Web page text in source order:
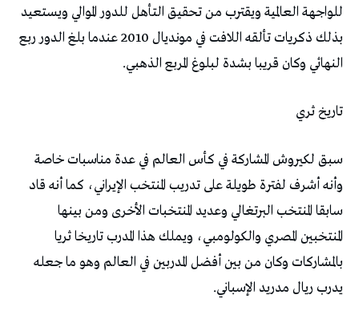
للواجهة العالمية ويقترب من تحقيق التأهل للدور الموالي ويستعيد
بذلك ذكريات تألقه اللافت في مونديال 2010 عندما بلغ الدور ربع
النهائي وكان قريبا بشدة لبلوغ المربع الذهبي.
تاريخ ثري
سبق لكيروش المشاركة في كأس العالم في عدة مناسبات خاصة
وأنه أشرف لفترة طويلة على تدريب المنتخب الإيراني، كما أنه قاد
سابقا المنتخب البرتغالي وعديد المنتخبات الأخرى ومن بينها
المنتخبين المصري والكولومبي، ويملك هذا المدرب تاريخا ثريا
بالمشاركات وكان من بين أفضل المدربين في العالم وهو ما جعله
يدرب ريال مدريد الإسباني.